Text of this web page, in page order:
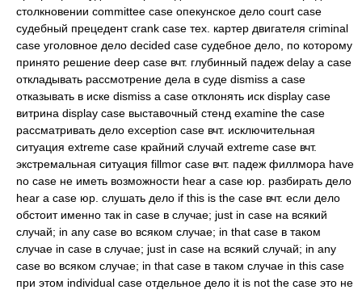
столкновении committee case опекунское дело court case
судебный прецедент crank case тех. картер двигателя criminal
case уголовное дело decided case судебное дело, по которому
принято решение deep case вчт. глубинный падеж delay a case
откладывать рассмотрение дела в суде dismiss a case
отказывать в иске dismiss a case отклонять иск display case
витрина display case выставочный стенд examine the case
рассматривать дело exception case вчт. исключительная
ситуация extreme case крайний случай extreme case вчт.
экстремальная ситуация fillmor case вчт. падеж филлмора have
no case не иметь возможности hear a case юр. разбирать дело
hear a case юр. слушать дело if this is the case вчт. если дело
обстоит именно так in case в случае; just in case на всякий
случай; in any case во всяком случае; in that case в таком
случае in case в случае; just in case на всякий случай; in any
case во всяком случае; in that case в таком случае in this case
при этом individual case отдельное дело it is not the case это не